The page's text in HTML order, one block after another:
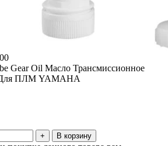
Gear Oil Масло Трансмиссионное
ПЛМ YAMAHA
В корзину